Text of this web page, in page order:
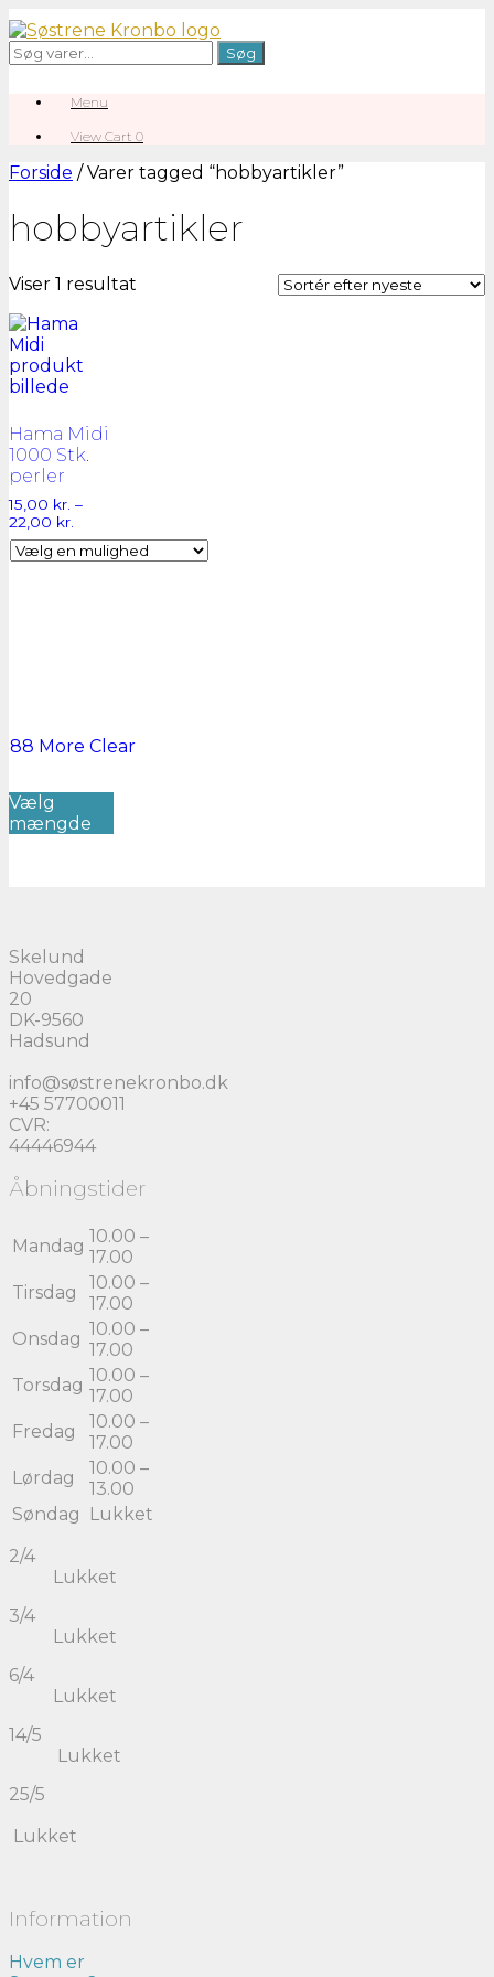
Gå
til
indhold
Søg
efter:
Søg
Menu
View
cart
View Cart 0
Forside / Varer tagged “hobbyartikler”
hobbyartikler
Viser 1 resultat
Hama Midi
1000 Stk.
perler
15,00 kr. –
22,00 kr.
15,00 kr.
til
88 More Clear
Vælg
mængde
Skelund
Hovedgade
20
DK-9560
Hadsund
info@søstrenekronbo.dk
+45 57700011
CVR:
44446944
Åbningstider
Mandag 10.00 –
17.00
Tirsdag
10.00 –
17.00
Onsdag 10.00 –
17.00
Torsdag 10.00 –
17.00
Fredag
10.00 –
17.00
Lørdag
10.00 –
13.00
Søndag
Lukket
2/4
Lukket
3/4
Lukket
6/4
Lukket
14/5
Lukket
25/5
Lukket
Information
Hvem er